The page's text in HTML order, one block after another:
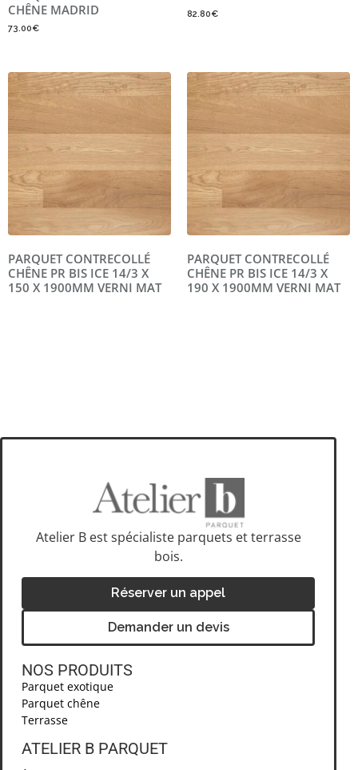
CHÊNE MADRID
73.00€
82.80€
PARQUET CONTRECOLLÉ
CHÊNE PR BIS ICE 14/3 X
150 X 1900MM VERNI MAT
PARQUET CONTRECOLLÉ
CHÊNE PR BIS ICE 14/3 X
190 X 1900MM VERNI MAT
Atelier B est spécialiste parquets et terrasse
bois.
Réserver un appel
Demander un devis
NOS PRODUITS
Parquet exotique
Parquet chêne
Terrasse
ATELIER B PARQUET ​